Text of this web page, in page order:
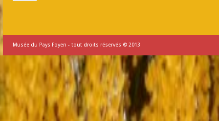
Musée du Pays Foyen - tout droits réservés © 2013